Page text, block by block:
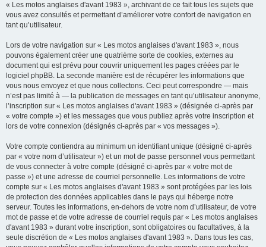
« Les motos anglaises d'avant 1983 », archivant de ce fait tous les sujets que
vous avez consultés et permettant d’améliorer votre confort de navigation en
tant qu’utilisateur.
Lors de votre navigation sur « Les motos anglaises d'avant 1983 », nous
pouvons également créer une quatrième sorte de cookies, externes au
document qui est prévu pour couvrir uniquement les pages créées par le
logiciel phpBB. La seconde manière est de récupérer les informations que
vous nous envoyez et que nous collectons. Ceci peut correspondre — mais
n’est pas limité à — la publication de messages en tant qu’utilisateur anonyme,
l’inscription sur « Les motos anglaises d'avant 1983 » (désignée ci-après par
« votre compte ») et les messages que vous publiez après votre inscription et
lors de votre connexion (désignés ci-après par « vos messages »).
Votre compte contiendra au minimum un identifiant unique (désigné ci-après
par « votre nom d’utilisateur ») et un mot de passe personnel vous permettant
de vous connecter à votre compte (désigné ci-après par « votre mot de
passe ») et une adresse de courriel personnelle. Les informations de votre
compte sur « Les motos anglaises d'avant 1983 » sont protégées par les lois
de protection des données applicables dans le pays qui héberge notre
serveur. Toutes les informations, en-dehors de votre nom d’utilisateur, de votre
mot de passe et de votre adresse de courriel requis par « Les motos anglaises
d'avant 1983 » durant votre inscription, sont obligatoires ou facultatives, à la
seule discrétion de « Les motos anglaises d'avant 1983 ». Dans tous les cas,